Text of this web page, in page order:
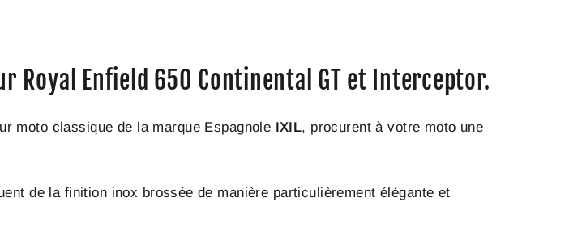
Royal Enfield 650 Continental GT et Interceptor.
moto classique de la marque Espagnole IXIL, procurent à votre moto une
de la finition inox brossée de manière particulièrement élégante et